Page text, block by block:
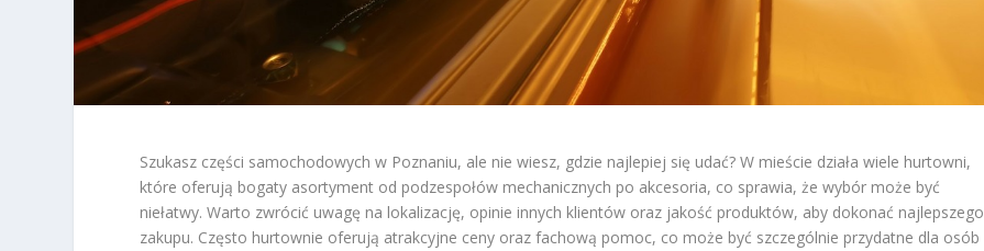
Szukasz części samochodowych w Poznaniu, ale nie wiesz, gdzie najlepiej się udać? W mieście działa wiele hurtowni,
które oferują bogaty asortyment od podzespołów mechanicznych po akcesoria, co sprawia, że wybór może być
niełatwy. Warto zwrócić uwagę na lokalizację, opinie innych klientów oraz jakość produktów, aby dokonać najlepszego
zakupu. Często hurtownie oferują atrakcyjne ceny oraz fachową pomoc, co może być szczególnie przydatne dla osób